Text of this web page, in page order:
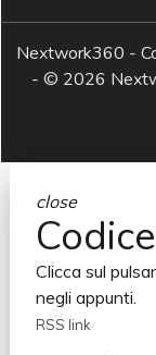
Nextwork360 -
- © 2026
close
Clicca sul
negli appunti.
RSS link